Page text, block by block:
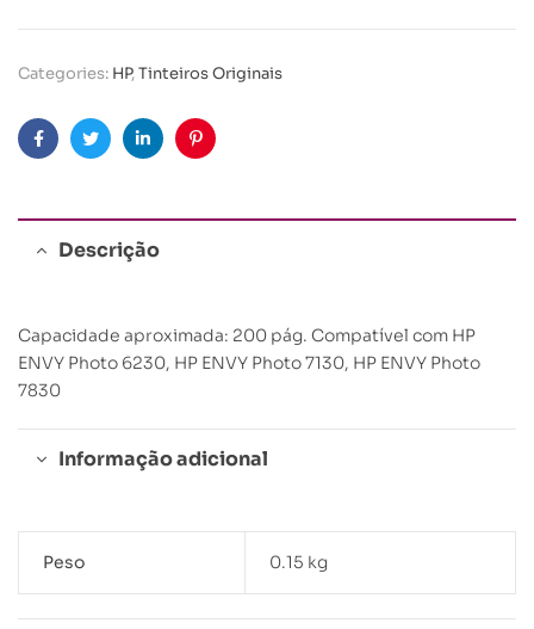
Categories: HP,Tinteiros Originais
FacebookTwitterLinkedinPinterest
Descrição
Capacidade aproximada: 200 pág. Compatível com HP
ENVY Photo 6230, HP ENVY Photo 7130, HP ENVY Photo
7830
Informação adicional
Peso 0.15 kg